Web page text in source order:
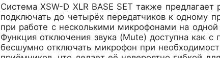
Система XSW-D XLR BASE SET также
подключать до четырёх передатчиков к одному
при работе с несколькими микрофонами на
Функция отключения звука (Mute) доступна как
бесшумно отключать микрофон при